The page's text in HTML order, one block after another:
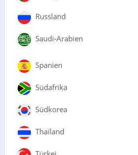
Russland
Saudi-Arabien
Spanien
Südafrika
Südkorea
Thailand